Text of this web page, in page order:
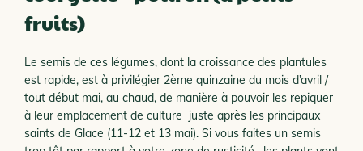
fruits)
Le semis de ces légumes, dont la croissance des plantules
est rapide, est à privilégier 2ème quinzaine du mois d’avril /
tout début mai, au chaud, de manière à pouvoir les repiquer
à leur emplacement de culture juste après les principaux
saints de Glace (11-12 et 13 mai). Si vous faites un semis